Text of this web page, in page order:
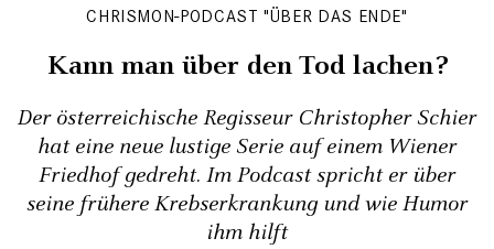
CHRISMON-PODCAST "ÜBER DAS ENDE"
Kann man über den Tod lachen?
Der österreichische Regisseur Christopher Schier
hat eine neue lustige Serie auf einem Wiener
Friedhof gedreht. Im Podcast spricht er über
seine frühere Krebserkrankung und wie Humor
ihm hilft